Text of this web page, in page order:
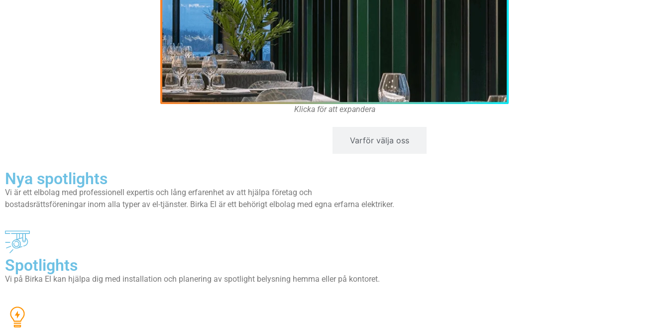
Klicka för att expandera
Varför välja oss
Nya spotlights
Vi är ett elbolag med professionell expertis och lång erfarenhet av att hjälpa företag och
bostadsrättsföreningar inom alla typer av el-tjänster. Birka El är ett behörigt elbolag med egna erfarna elektriker.
Spotlights
Vi på Birka El kan hjälpa dig med installation och planering av spotlight belysning hemma eller på kontoret.